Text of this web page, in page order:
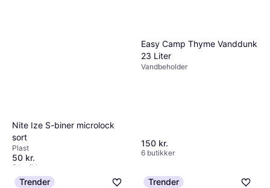
Nite Ize S-biner microlock
sort
Plast
50 kr.
3 butikker
Easy Camp Thyme Vanddunk
23 Liter
Vandbeholder
150 kr.
6 butikker
Trender Trender